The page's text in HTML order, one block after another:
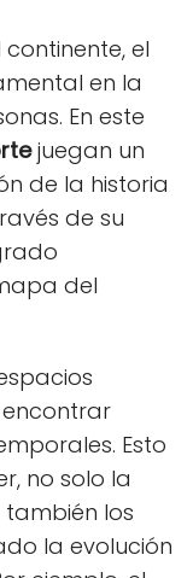
el
en la
En este
juegan un
de la historia
de su
del
Esto
no solo la
los
la evolución